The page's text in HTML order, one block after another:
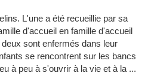
L'une a été recueillie par sa
d'accueil en famille d'accueil
sont enfermés dans leur
se rencontrent sur les bancs
à peu à s'ouvrir à la vie et à la ...